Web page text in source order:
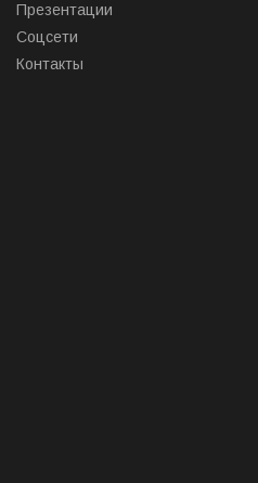
Презентации
Соцсети
Контакты